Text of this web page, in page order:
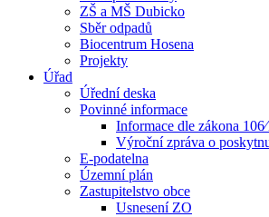
ZŠ a MŠ Dubicko
Sběr odpadů
Biocentrum Hosena
Projekty
Úřad
Úřední deska
Povinné informace
Informace dle zákona
Výroční zpráva o
E-podatelna
Územní plán
Zastupitelstvo obce
Usnesení ZO